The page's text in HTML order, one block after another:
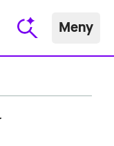
Meny